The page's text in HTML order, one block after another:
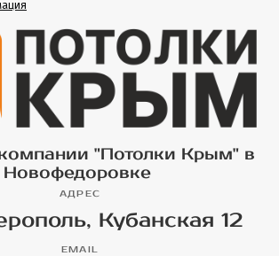
"Потолки Крым" в
Новофедоровке
АДРЕС
Кубанская 12
EMAIL